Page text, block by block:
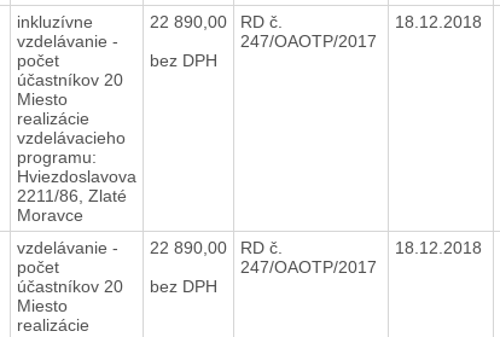
inkluzívne
vzdelávanie -
počet
účastníkov 20
Miesto
realizácie
vzdelávacieho
programu:
Hviezdoslavova
2211/86, Zlaté
Moravce
22 890,00
bez DPH
RD č.
247/OAOTP/2017
18.12.2018
vzdelávanie -
počet
účastníkov 20
Miesto
realizácie
22 890,00
bez DPH
RD č.
247/OAOTP/2017
18.12.2018